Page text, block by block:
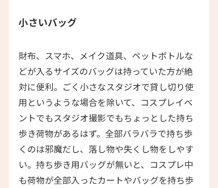
小さいバッグ
財布、スマホ、メイク道具、ペットボトルな
どが入るサイズのバッグは持っていた方が絶
対に便利。ごく小さなスタジオで貸し切り使
用というような場合を除いて、コスプレイベ
ントでもスタジオ撮影でもちょっとした持ち
歩き荷物があるはず。全部バラバラで持ち歩
くのは邪魔だし、落し物や失くし物をしやす
い。持ち歩き用バッグが無いと、コスプレ中
も荷物が全部入ったカートやバッグを持ち歩